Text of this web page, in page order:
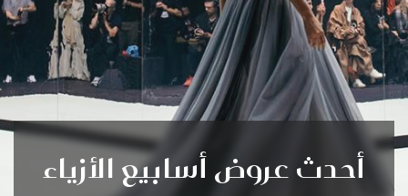
أحدث عروض أسابيع الأزياء